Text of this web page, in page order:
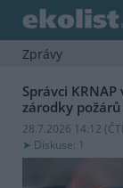
Zprávy
Správci
zárodky
28.7.2026 14:12 (
Diskuse: 1